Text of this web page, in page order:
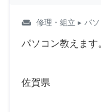
weekend 修理・組立 ▸ パソ
パソコン教えます
佐賀県